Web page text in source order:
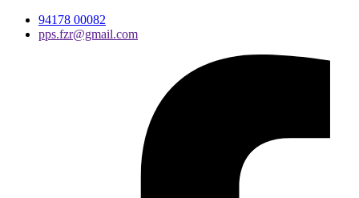
94178 00082
pps.fzr@gmail.com